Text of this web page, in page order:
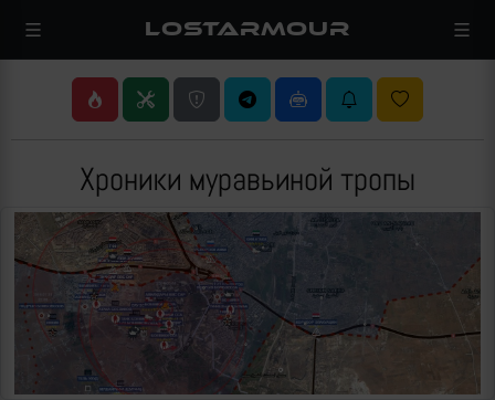
LOSTARMOUR
Хроники муравьиной тропы